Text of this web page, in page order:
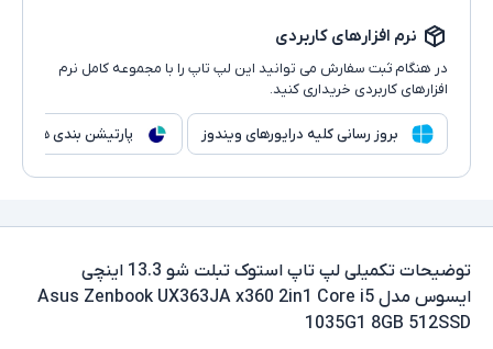
نرم افزارهای کاربردی
در هنگام ثبت سفارش می توانید این لپ تاپ را با مجموعه کامل نرم
افزارهای کاربردی خریداری کنید.
بروز رسانی کلیه درایورهای ویندوز پارتیشن بندی هارد
توضیحات تکمیلی
لپ تاپ استوک تبلت شو 13.3 اینچی
ایسوس مدل Asus Zenbook UX363JA x360 2in1 Core i5
1035G1 8GB 512SSD